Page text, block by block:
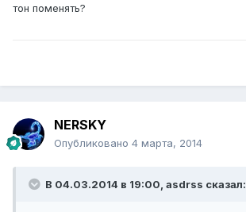
тон поменять?
NERSKY
Опубликовано 4 марта, 2014
В 04.03.2014 в 19:00, asdrss сказал: